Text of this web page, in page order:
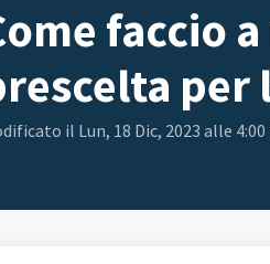
faccio
per
il Lun, 18 Dic, 2023 alle 4:00